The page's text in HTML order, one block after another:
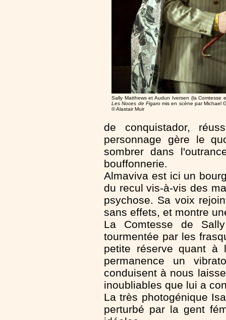
Sally Matthews et Audun Iversen (la Comtesse
Les Noces de Figaromis en scène par Michael
© Alastair Muir
de conquistador,
personnage gère le
sombrer dans
bouffonnerie.
Almaviva est ici un
du recul vis-à-vis des
psychose. Sa voix
sans effets, et montre
La Comtesse de
tourmentée par les
petite réserve quant
permanence un
conduisent à nous
inoubliables que lui a
La très photogénique
perturbé par la gent